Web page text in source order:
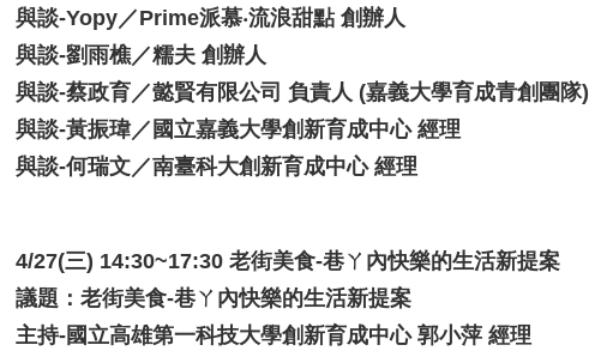
與談-Yopy／Prime派慕‧流浪甜點 創辦人
與談-劉雨樵／糯夫 創辦人
與談-蔡政育／懿賢有限公司 負責人 (嘉義大學育成青創團隊)
與談-黃振瑋／國立嘉義大學創新育成中心 經理
與談-何瑞文／南臺科大創新育成中心 經理
4/27(三) 14:30~17:30 老街美食-巷ㄚ內快樂的生活新提案
議題：老街美食-巷ㄚ內快樂的生活新提案
主持-國立高雄第一科技大學創新育成中心 郭小萍 經理